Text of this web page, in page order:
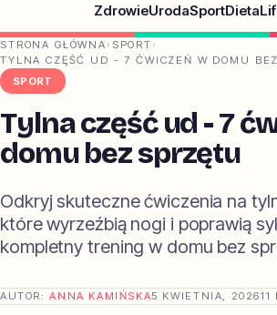
ZdrowieUrodaSportDieta
STRONA GŁÓWNA › SPORT ›
TYLNA CZĘŚĆ UD - 7 ĆWICZEŃ W DOMU
SPORT
Tylna część ud - 7
domu bez sprzętu
Odkryj skuteczne ćwiczenia na
które wyrzeźbią nogi i poprawią
kompletny trening w domu bez
AUTOR:ANNA KAMIŃSKA5 KWIETNIA, 202611